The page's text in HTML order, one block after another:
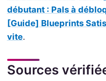
débutant : Pals à
[Guide] Blueprints
vite.
Sources